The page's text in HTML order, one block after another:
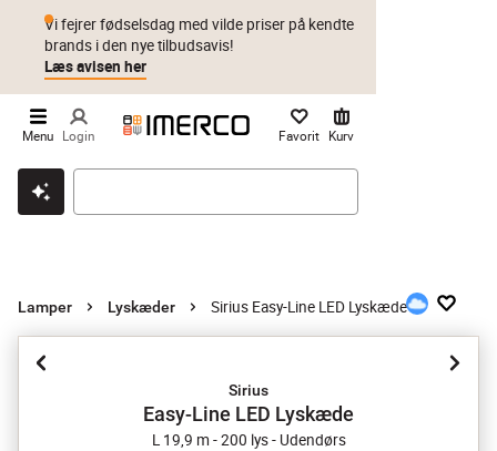
Klik & hent Byt i 1 år Prismatch
Vi fejrer fødselsdag med vilde priser på kendte
brands i den nye tilbudsavis!
Læs avisen her
Menu Login Favorit Kurv
Lamper Lyskæder Sirius Easy-Line LED Lyskæde
Sirius
Easy-Line LED Lyskæde
L 19,9 m - 200 lys - Udendørs